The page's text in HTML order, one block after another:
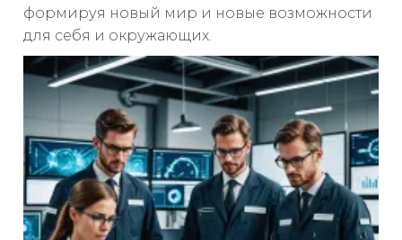
формируя новый мир и новые возможности
для себя и окружающих.